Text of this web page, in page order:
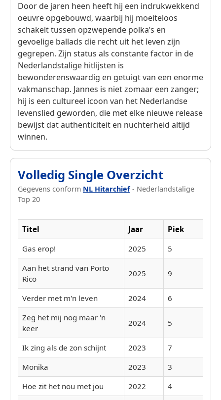
Door de jaren heen heeft hij een indrukwekkend
oeuvre opgebouwd, waarbij hij moeiteloos
schakelt tussen opzwepende polka’s en
gevoelige ballads die recht uit het leven zijn
gegrepen. Zijn status als constante factor in de
Nederlandstalige hitlijsten is
bewonderenswaardig en getuigt van een enorme
vakmanschap. Jannes is niet zomaar een zanger;
hij is een cultureel icoon van het Nederlandse
levenslied geworden, die met elke nieuwe release
bewijst dat authenticiteit en nuchterheid altijd
winnen.
Volledig Single Overzicht
Gegevens conform NL Hitarchief - Nederlandstalige
Top 20
Titel Jaar
Piek
Gas erop!
2025
5
Aan het strand van Porto
Rico
2025 9
Verder met m'n leven 2024
6
Zeg het mij nog maar 'n
keer
2024 5
Ik zing als de zon schijnt 2023
7
Monika
2023
3
Hoe zit het nou met jou
2022
4